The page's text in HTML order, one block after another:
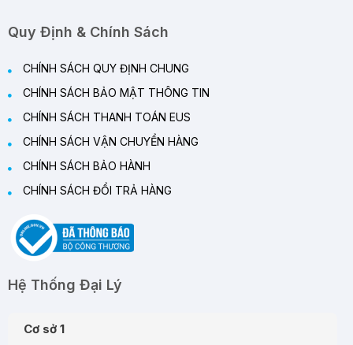
Quy Định & Chính Sách
CHÍNH SÁCH QUY ĐỊNH CHUNG
CHÍNH SÁCH BẢO MẬT THÔNG TIN
CHÍNH SÁCH THANH TOÁN EUS
CHÍNH SÁCH VẬN CHUYỂN HÀNG
CHÍNH SÁCH BẢO HÀNH
CHÍNH SÁCH ĐỔI TRẢ HÀNG
Hệ Thống Đại Lý
Cơ sở 1